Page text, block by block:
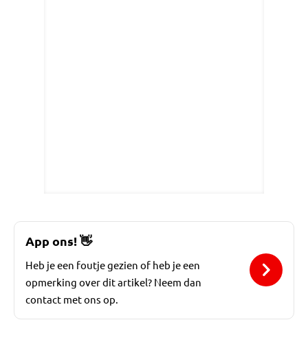
App ons! 👋
Heb je een foutje gezien of heb je een
opmerking over dit artikel? Neem dan
contact met ons op.